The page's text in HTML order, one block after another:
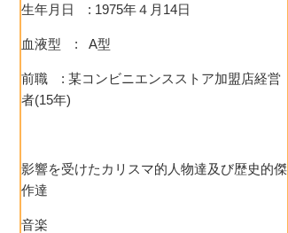
生年月日 : 1975年４月14日
血液型 : A型
前職 : 某コンビニエンスストア加盟店経営
者(15年)
影響を受けたカリスマ的人物達及び歴史的傑
作達
音楽